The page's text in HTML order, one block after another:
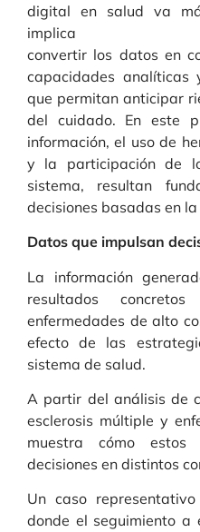
digital en salud va
implica
convertir los datos en
capacidades analíticas
que permitan anticipar
del cuidado. En este
información, el uso de
y la participación de
sistema, resultan
decisiones basadas en
Datos que impulsan
La información
resultados
enfermedades de alto
efecto de las
sistema de salud.
A partir del análisis de
esclerosis múltiple y
muestra cómo
decisiones en distintos
Un caso
donde el seguimiento a